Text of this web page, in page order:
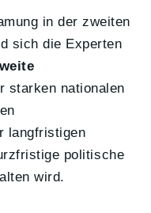
in der zweiten
sich die Experten
starken nationalen
langfristigen
politische
wird.